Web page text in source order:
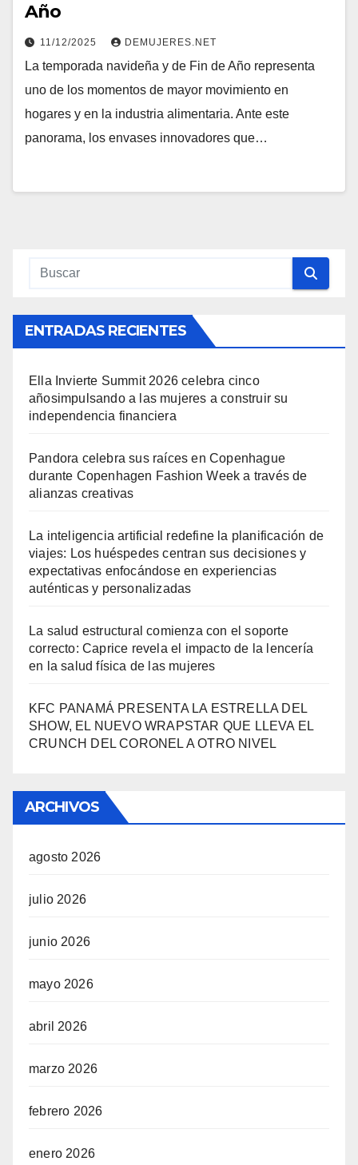
Año
11/12/2025 DEMUJERES.NET
La temporada navideña y de Fin de Año representa
uno de los momentos de mayor movimiento en
hogares y en la industria alimentaria. Ante este
panorama, los envases innovadores que…
ENTRADAS RECIENTES
Ella Invierte Summit 2026 celebra cinco
añosimpulsando a las mujeres a construir su
independencia financiera
Pandora celebra sus raíces en Copenhague
durante Copenhagen Fashion Week a través de
alianzas creativas
La inteligencia artificial redefine la planificación de
viajes: Los huéspedes centran sus decisiones y
expectativas enfocándose en experiencias
auténticas y personalizadas
La salud estructural comienza con el soporte
correcto: Caprice revela el impacto de la lencería
en la salud física de las mujeres
KFC PANAMÁ PRESENTA LA ESTRELLA DEL
SHOW, EL NUEVO WRAPSTAR QUE LLEVA EL
CRUNCH DEL CORONEL A OTRO NIVEL
ARCHIVOS
agosto 2026
julio 2026
junio 2026
mayo 2026
abril 2026
marzo 2026
febrero 2026
enero 2026